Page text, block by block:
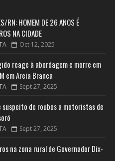
RN: HOMEM DE 26 ANOS É
NA CIDADE
Oct 12, 2025
reage à abordagem e morre em
em Areia Branca
Sept 27, 2025
suspeito de roubos a motoristas de
Sept 27, 2025
na zona rural de Governador Dix-